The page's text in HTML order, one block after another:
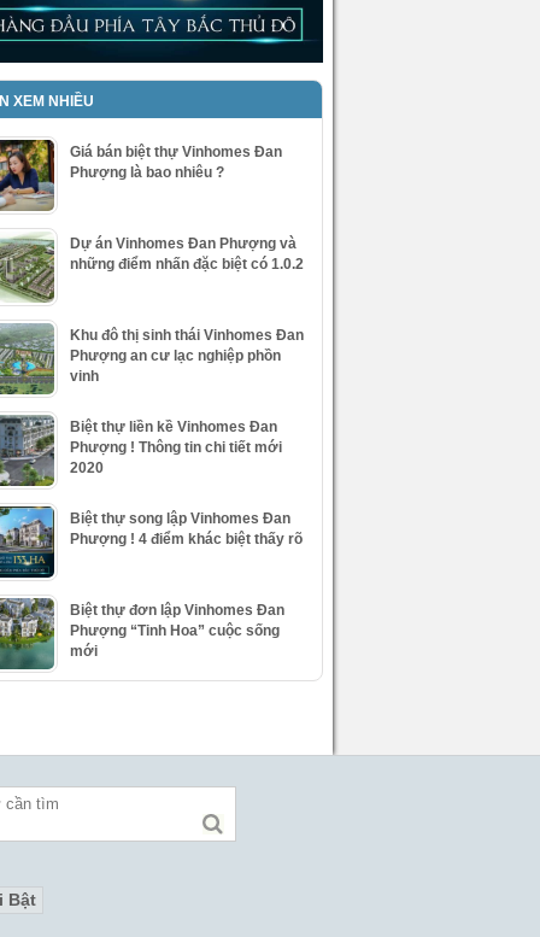
XEM NHIỀU
Giá bán biệt thự Vinhomes Đan
Phượng là bao nhiêu ?
Dự án Vinhomes Đan Phượng và
những điểm nhấn đặc biệt có 1.0.2
Khu đô thị sinh thái Vinhomes Đan
Phượng an cư lạc nghiệp phồn
vinh
Biệt thự liền kề Vinhomes Đan
Phượng ! Thông tin chi tiết mới
2020
Biệt thự song lập Vinhomes Đan
Phượng ! 4 điểm khác biệt thấy rõ
Biệt thự đơn lập Vinhomes Đan
Phượng “Tinh Hoa” cuộc sống
mới
Bật